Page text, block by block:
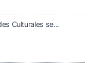
Culturales se...